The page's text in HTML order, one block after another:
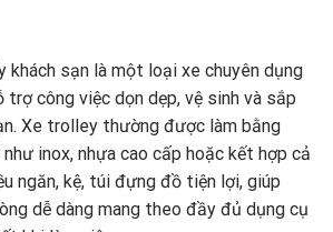
khách sạn là một loại xe chuyên dụng
công việc dọn dẹp, vệ sinh và sắp
Xe trolley thường được làm bằng
inox, nhựa cao cấp hoặc kết hợp cả
ngăn, kệ, túi đựng đồ tiện lợi, giúp
dễ dàng mang theo đầy đủ dụng cụ